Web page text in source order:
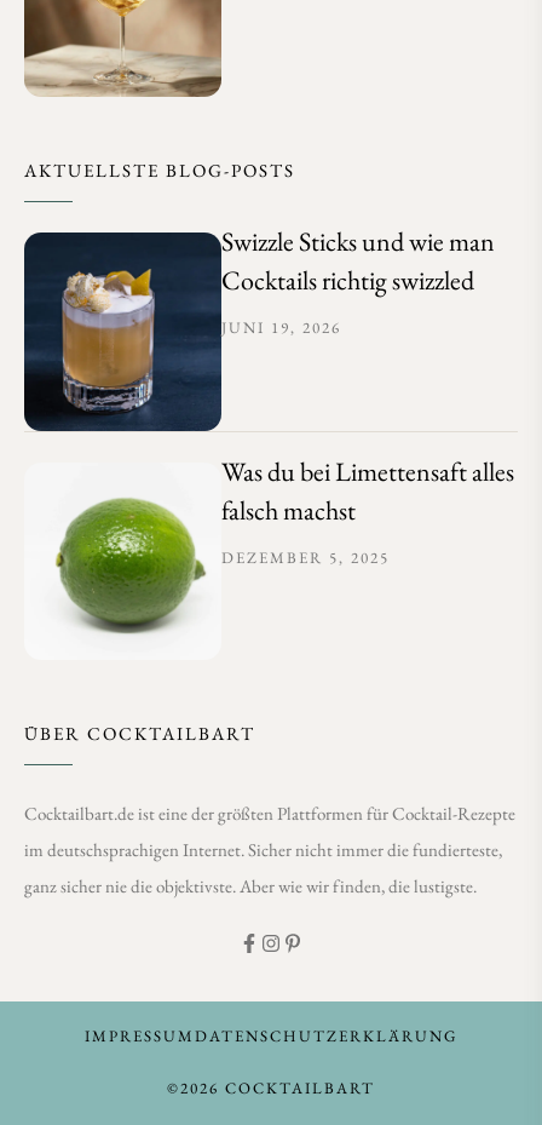
AKTUELLSTE BLOG-POSTS
Swizzle Sticks und wie man
Cocktails richtig swizzled
JUNI 19, 2026
Was du bei Limettensaft alles
falsch machst
DEZEMBER 5, 2025
ÜBER COCKTAILBART
Cocktailbart.de ist eine der größten Plattformen für Cocktail-Rezepte
im deutschsprachigen Internet. Sicher nicht immer die fundierteste,
ganz sicher nie die objektivste. Aber wie wir finden, die lustigste.
IMPRESSUMDATENSCHUTZERKLÄRUNG
©2026 COCKTAILBART